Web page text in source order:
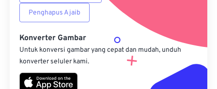
Penghapus Ajaib
Konverter Gambar
Untuk konversi gambar yang cepat dan mudah, unduh
konverter seluler kami.